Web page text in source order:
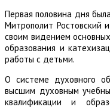
Первая половина дня
Митрополит Ростовский
своим видением
образования и
работы с детьми.
О системе духовного
высшим духовным
квалификации и